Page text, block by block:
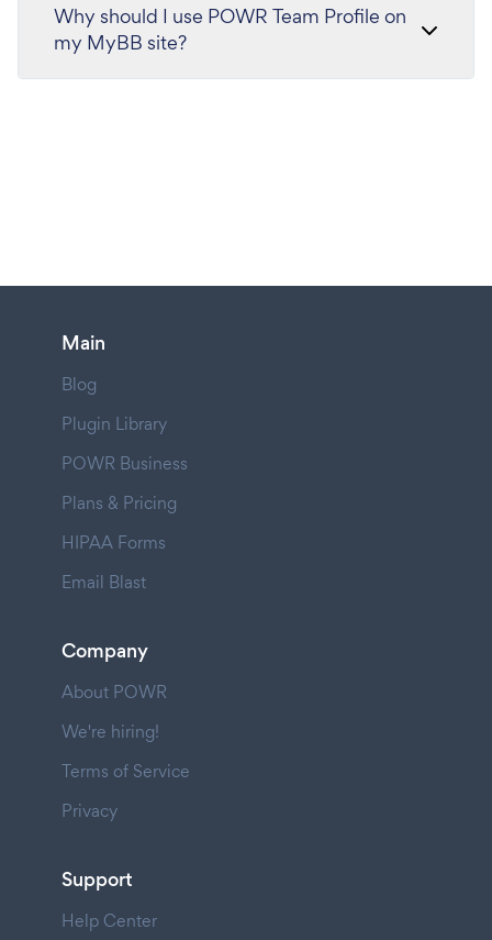
Why should I use POWR Team Profile on
my MyBB site?
Main
Blog
Plugin Library
POWR Business
Plans & Pricing
HIPAA Forms
Email Blast
Company
About POWR
We're hiring!
Terms of Service
Privacy
Support
Help Center